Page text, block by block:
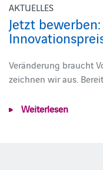
AKTUELLES
Jetzt
Veränderung braucht
zeichnen wir aus.
Weiterlesen